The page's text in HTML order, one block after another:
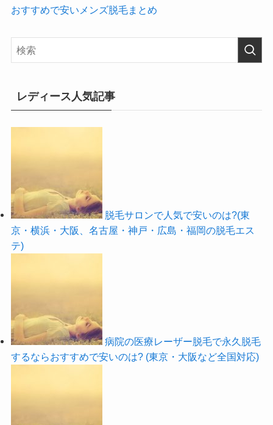
おすすめで安いメンズ脱毛まとめ
レディース人気記事
脱毛サロンで人気で安いのは?(東
京・横浜・大阪、名古屋・神戸・広島・福岡の脱毛エス
テ)
病院の医療レーザー脱毛で永久脱毛
するならおすすめで安いのは? (東京・大阪など全国対応)